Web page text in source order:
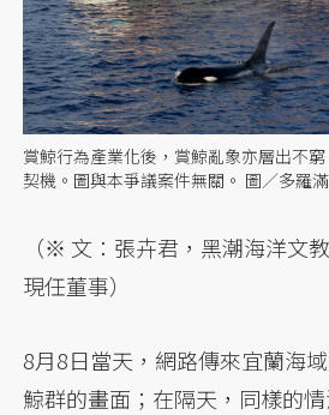
賞鯨行為產業化後，賞鯨亂象亦層出不
契機。圖與本爭議案件無關。 圖／多羅
（※ 文：張卉君，黑潮海洋文
現任董事）
8月8日當天，網路傳來宜蘭海
鯨群的畫面；在隔天，同樣的